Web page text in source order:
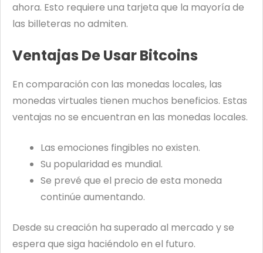
ahora. Esto requiere una tarjeta que la mayoría de
las billeteras no admiten.
Ventajas De Usar Bitcoins
En comparación con las monedas locales, las
monedas virtuales tienen muchos beneficios. Estas
ventajas no se encuentran en las monedas locales.
Las emociones fingibles no existen.
Su popularidad es mundial.
Se prevé que el precio de esta moneda
continúe aumentando.
Desde su creación ha superado al mercado y se
espera que siga haciéndolo en el futuro.